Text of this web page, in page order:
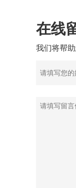
在线
我们将帮